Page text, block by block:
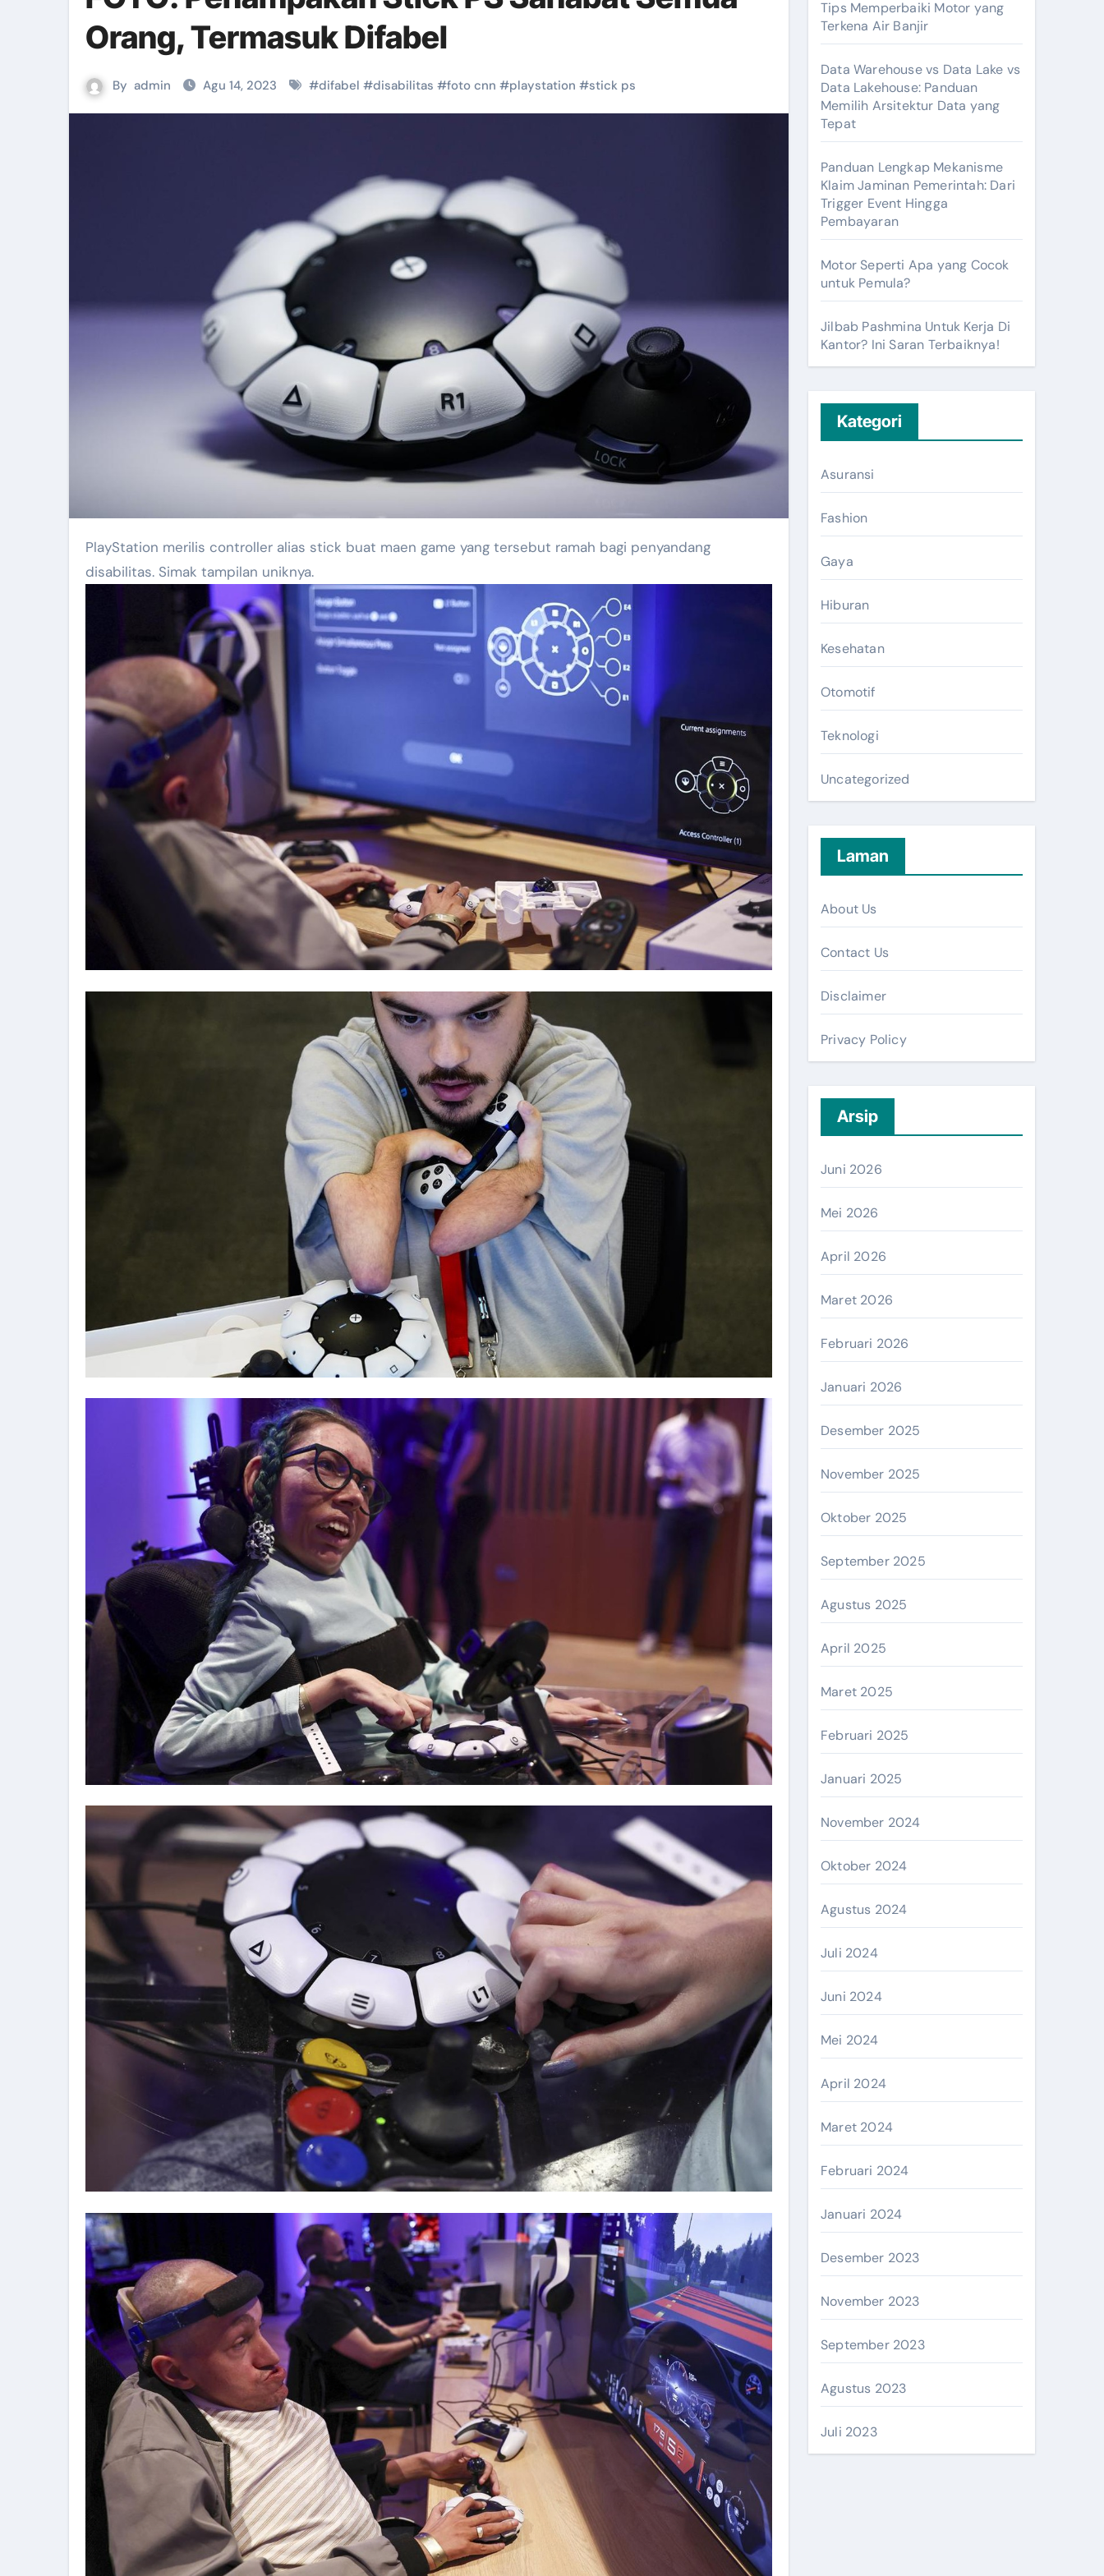
Orang, Termasuk Difabel
By admin Agu 14, 2023 #difabel #disabilitas #foto cnn #playstation #stick ps
PlayStation merilis controller alias stick buat maen game yang tersebut ramah bagi penyandang
disabilitas. Simak tampilan uniknya.
Tips Memperbaiki Motor yang
Terkena Air Banjir
Data Warehouse vs Data Lake vs
Data Lakehouse: Panduan
Memilih Arsitektur Data yang
Tepat
Panduan Lengkap Mekanisme
Klaim Jaminan Pemerintah: Dari
Trigger Event Hingga
Pembayaran
Motor Seperti Apa yang Cocok
untuk Pemula?
Jilbab Pashmina Untuk Kerja Di
Kantor? Ini Saran Terbaiknya!
Kategori
Asuransi
Fashion
Gaya
Hiburan
Kesehatan
Otomotif
Teknologi
Uncategorized
Laman
About Us
Contact Us
Disclaimer
Privacy Policy
Arsip
Juni 2026
Mei 2026
April 2026
Maret 2026
Februari 2026
Januari 2026
Desember 2025
November 2025
Oktober 2025
September 2025
Agustus 2025
April 2025
Maret 2025
Februari 2025
Januari 2025
November 2024
Oktober 2024
Agustus 2024
Juli 2024
Juni 2024
Mei 2024
April 2024
Maret 2024
Februari 2024
Januari 2024
Desember 2023
November 2023
September 2023
Agustus 2023
Juli 2023